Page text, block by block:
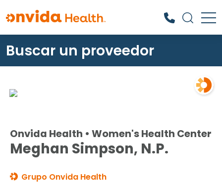
¿Qué podemos ayudarle a
encontrar?
Buscar un proveedor
Onvida Health • Women's Health Center
Meghan Simpson, N.P.
Grupo Onvida Health